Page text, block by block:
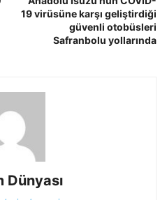
19 virüsüne karşı geliştirdiği
güvenli otobüsleri
Safranbolu yollarında
Dünyası